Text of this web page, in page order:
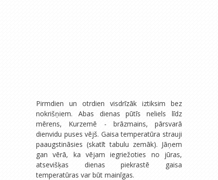
Pirmdien un otrdien visdrīzāk iztiksim bez
nokrišņiem. Abas dienas pūtīs neliels līdz
mērens, Kurzemē - brāzmains, pārsvarā
dienvidu puses vējš. Gaisa temperatūra strauji
paaugstināsies (skatīt tabulu zemāk). Jāņem
gan vērā, ka vējam iegriežoties no jūras,
atsevišķas dienas piekrastē gaisa
temperatūras var būt mainīgas.